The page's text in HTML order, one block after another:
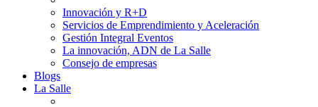
Innovación y R+D
Servicios de Emprendimiento y Aceleración
Gestión Integral Eventos
La innovación, ADN de La Salle
Consejo de empresas
Blogs
La Salle